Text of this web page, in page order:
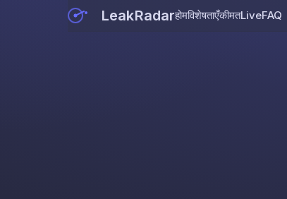
LeakRadarहोमविशेषताएँकीमतLiveFAQ